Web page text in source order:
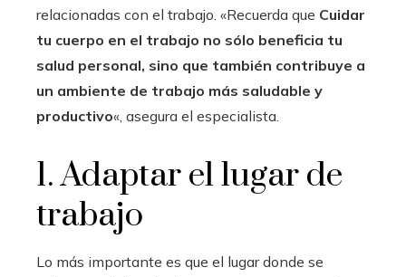
relacionadas con el trabajo. «Recuerda que Cuidar
tu cuerpo en el trabajo no sólo beneficia tu
salud personal, sino que también contribuye a
un ambiente de trabajo más saludable y
productivo«, asegura el especialista.
1. Adaptar el lugar de
trabajo
Lo más importante es que el lugar donde se